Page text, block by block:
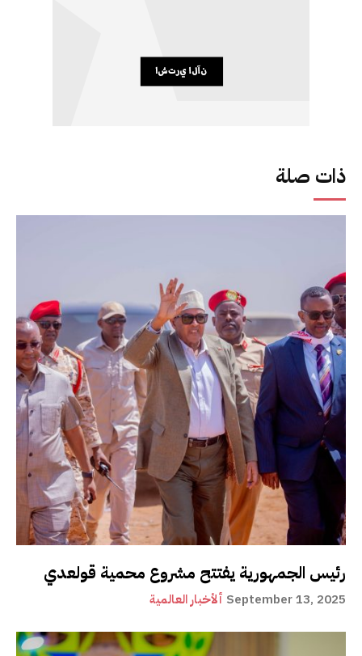
ذات صلة
رئيس الجمهورية يفتتح مشروع محمية قولعدي
ألأخبار العالمية September 13, 2025